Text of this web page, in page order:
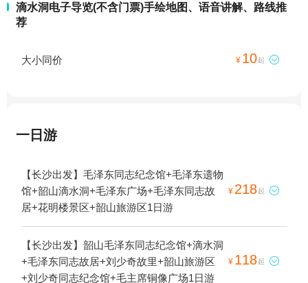
滴水洞电子导览(不含门票)手绘地图、语音讲解、路线推
荐
大小同价 ¥ 10起 
一日游
【长沙出发】毛泽东同志纪念馆+毛泽东遗物
馆+韶山滴水洞+毛泽东广场+毛泽东同志故
居+花明楼景区+韶山旅游区1日游
¥ 218起 
【长沙出发】韶山毛泽东同志纪念馆+滴水洞
+毛泽东同志故居+刘少奇故里+韶山旅游区
+刘少奇同志纪念馆+毛主席铜像广场1日游
¥ 118起 